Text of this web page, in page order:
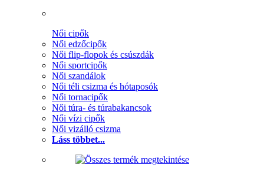
Női cipők
Női edzőcipők
Női flip-flopok és csúszdák
Női sportcipők
Női szandálok
Női téli csizma és hótaposók
Női tornacipők
Női túra- és túrabakancsok
Női vízi cipők
Női vizálló csizma
Láss többet...